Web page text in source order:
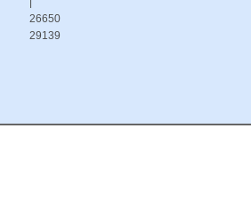
26650
29139